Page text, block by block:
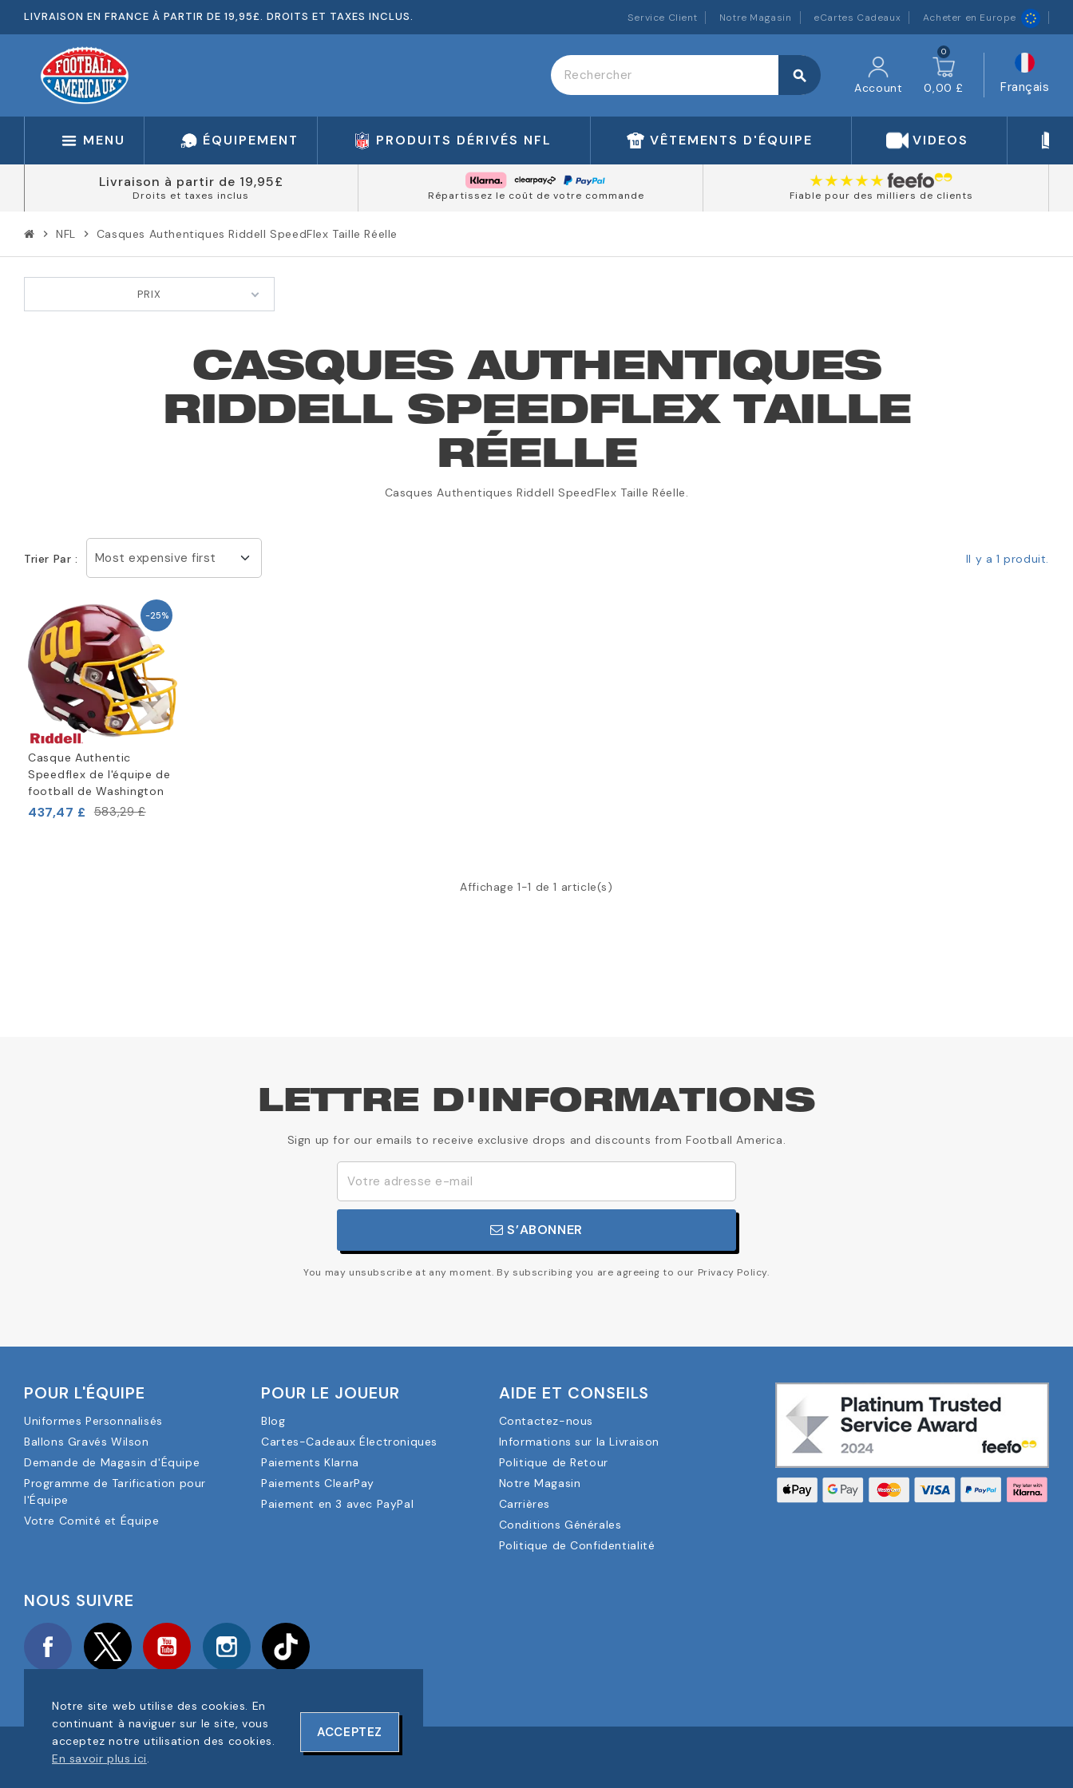
LIVRAISON EN FRANCE À PARTIR DE 19,95£. DROITS ET TAXES INCLUS. Service Client Notre Magasin eCartes Cadeaux Acheter en Europe
search
Account
0
0,00 £ Français
MENU ÉQUIPEMENT PRODUITS DÉRIVÉS NFL VÊTEMENTS D'ÉQUIPE VIDEOS
Livraison à partir de 19,95£
Droits et taxes inclus Répartissez le coût de votre commande Fiable pour des milliers de clients
chevron_right NFL chevron_right Casques Authentiques Riddell SpeedFlex Taille Réelle
PRIX
CASQUES AUTHENTIQUES
RIDDELL SPEEDFLEX TAILLE
RÉELLE
Casques Authentiques Riddell SpeedFlex Taille Réelle.
Trier Par : Most expensive first Il y a 1 produit.
-25%
Casque Authentic
Speedflex de l'équipe de
football de Washington
437,47 £ 583,29 £
Affichage 1-1 de 1 article(s)
LETTRE D'INFORMATIONS
Sign up for our emails to receive exclusive drops and discounts from Football America.
S’ABONNER
You may unsubscribe at any moment. By subscribing you are agreeing to our Privacy Policy.
POUR L'ÉQUIPE
Uniformes Personnalisés
Ballons Gravés Wilson
Demande de Magasin d'Équipe
Programme de Tarification pour
l'Équipe
Votre Comité et Équipe
POUR LE JOUEUR
Blog
Cartes-Cadeaux Électroniques
Paiements Klarna
Paiements ClearPay
Paiement en 3 avec PayPal
AIDE ET CONSEILS
Contactez-nous
Informations sur la Livraison
Politique de Retour
Notre Magasin
Carrières
Conditions Générales
Politique de Confidentialité
NOUS SUIVRE
Facebook Twitter YouTube Instagram
COPYRIGHT © 2025 FOOTBALL AMERICA UK TOUS DROITS RÉSERVÉS
Notre site web utilise des cookies. En
continuant à naviguer sur le site, vous
acceptez notre utilisation des cookies.
En savoir plus ici.
ACCEPTEZ